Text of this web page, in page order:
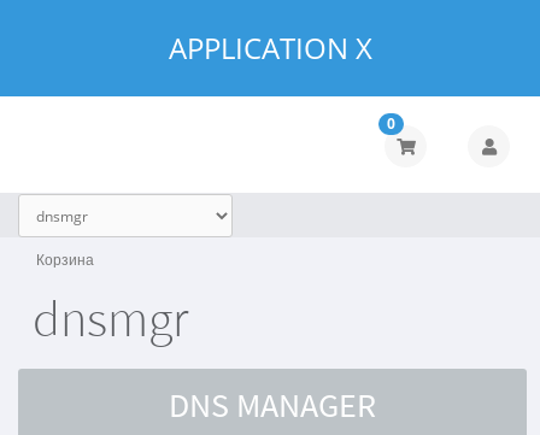
APPLICATION X
0
Корзина
dnsmgr
DNS MANAGER